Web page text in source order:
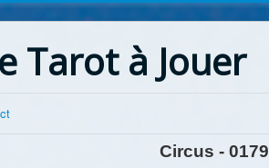
Tarot à Jouer
Circus - 0179